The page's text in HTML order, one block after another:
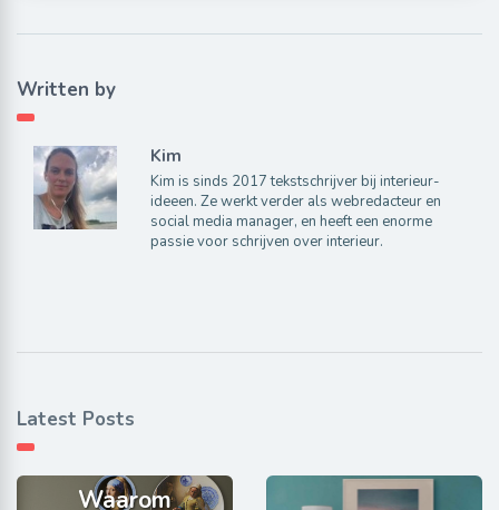
Written by
Kim
Kim is sinds 2017 tekstschrijver bij interieur-
ideeen. Ze werkt verder als webredacteur en
social media manager, en heeft een enorme
passie voor schrijven over interieur.
Latest Posts
Waarom